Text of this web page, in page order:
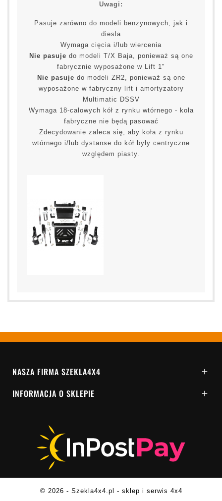
Uwagi:
Pasuje zarówno do modeli benzynowych, jak i
diesla
Wymaga cięcia i/lub wiercenia
Nie pasuje do modeli T/X Baja, ponieważ są one
fabrycznie wyposażone w Lift 1"
Nie pasuje do modeli ZR2, ponieważ są one
wyposażone w fabryczny lift i amortyzatory
Multimatic DSSV
Wymaga 18-calowych kół z rynku wtórnego - koła
fabryczne nie będą pasować
Zdecydowanie zaleca się, aby koła z rynku
wtórnego i/lub dystanse do kół były centryczne
względem piasty.
NASZA FIRMA SZEKLA4X4 
INFORMACJA O SKLEPIE 
© 2026 - Szekla4x4.pl - sklep i serwis 4x4